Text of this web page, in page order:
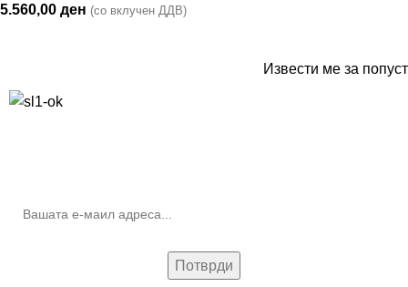
5.560,00 ден (со вклучен ДДВ)
Извести ме за попуст